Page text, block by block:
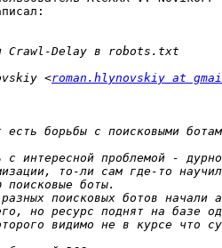
<roman.hlynovskiy at